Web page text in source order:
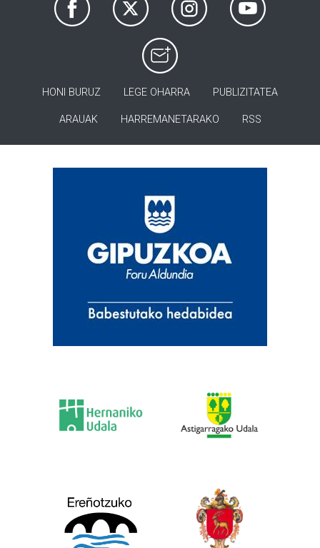
HONI BURUZ LEGE OHARRA PUBLIZITATEA
ARAUAK HARREMANETARAKO RSS